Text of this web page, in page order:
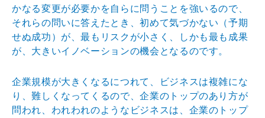
かなる変更が必要かを自らに問うことを強いるので、
それらの問いに答えたとき、初めて気づかない（予期
せぬ成功）が、最もリスクが小さく、しかも最も成果
が、大きいイノベーションの機会となるのです。
企業規模が大きくなるにつれて、ビジネスは複雑にな
り、難しくなってくるので、企業のトップのあり方が
問われ、われわれのようなビジネスは、企業のトップ